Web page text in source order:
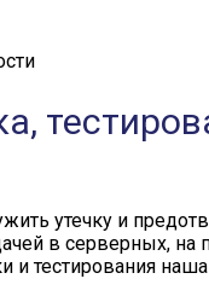
утечку и
в серверных,
и тестирования